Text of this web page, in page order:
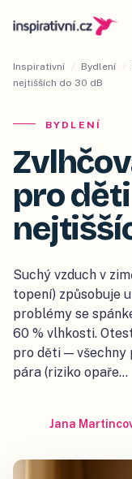
Inspirativní / Bydlení /
nejtišších do 30 dB
BYDLENÍ
pro
Suchý vzduch v
topení) způsobuje
problémy se
60 % vlhkosti.
pro děti — všechny
pára (riziko opaře…
Jana